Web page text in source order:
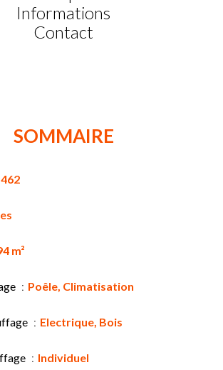
Informations
Contact
SOMMAIRE
m²
Poêle, Climatisation
Electrique, Bois
Individuel